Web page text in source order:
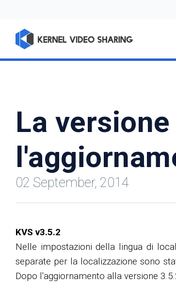
La
02 September, 2014
KVS v3.5.2
Nelle impostazioni della lingua di
separate per la localizzazione sono
Dopo l'aggiornamento alla versione